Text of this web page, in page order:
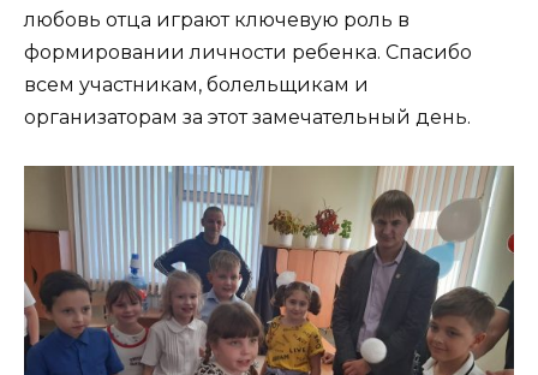
любовь отца играют ключевую роль в
формировании личности ребенка. Спасибо
всем участникам, болельщикам и
организаторам за этот замечательный день.